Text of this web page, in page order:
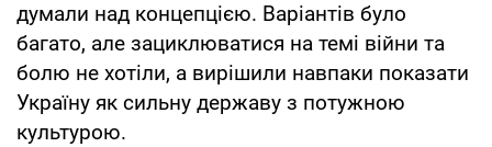
думали над концепцією. Варіантів було
багато, але зациклюватися на темі війни та
болю не хотіли, а вирішили навпаки показати
Україну як сильну державу з потужною
культурою.